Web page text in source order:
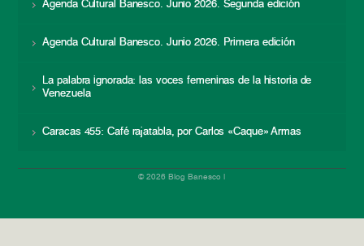
Agenda Cultural Banesco. Junio 2026. Segunda edición
Agenda Cultural Banesco. Junio 2026. Primera edición
La palabra ignorada: las voces femeninas de la historia de
Venezuela
Caracas 455: Café rajatabla, por Carlos «Caque» Armas
© 2026 Blog Banesco |